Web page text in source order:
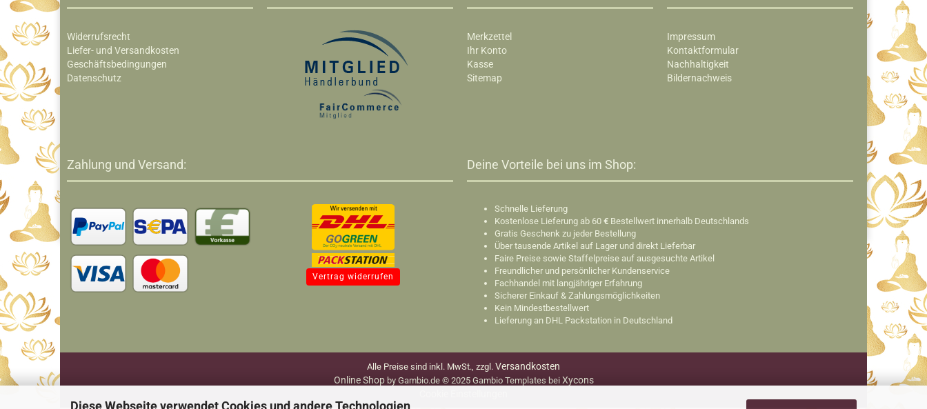
Diese Webseite verwendet Cookies und andere Technologien
Widerrufsrecht
Liefer- und Versandkosten
Geschäftsbedingungen
Datenschutz
Merkzettel
Ihr Konto
Kasse
Sitemap
Impressum
Kontaktformular
Nachhaltigkeit
Bildernachweis
Zahlung und Versand:
Vertrag widerrufen
Deine Vorteile bei uns im Shop:​
Schnelle Lieferung
Kostenlose Lieferung ab 60 € Bestellwert innerhalb Deutschlands
Gratis Geschenk zu jeder Bestellung
Über tausende Artikel auf Lager und direkt Lieferbar
Faire Preise sowie Staffelpreise auf ausgesuchte Artikel
Freundlicher und persönlicher Kundenservice
Fachhandel mit langjähriger Erfahrung
Sicherer Einkauf & Zahlungsmöglichkeiten
Kein Mindestbestellwert
Lieferung an DHL Packstation in Deutschland
Alle Preise sind inkl. MwSt., zzgl. Versandkosten
Online Shopby Gambio.de © 2025 Gambio Templates bei Xycons